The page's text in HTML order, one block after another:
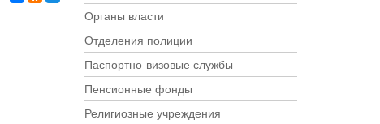
Органы власти
Отделения полиции
Паспортно-визовые службы
Пенсионные фонды
Религиозные учреждения